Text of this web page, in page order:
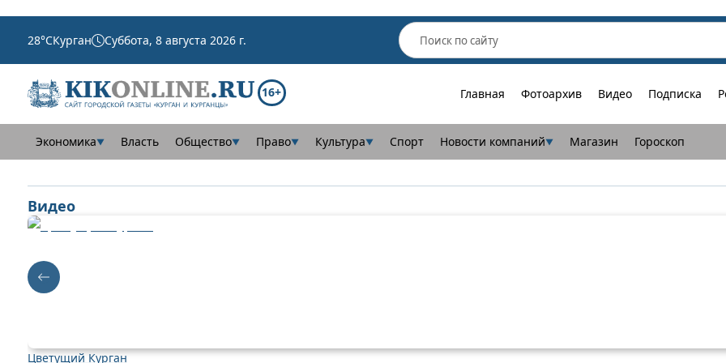
28°CКурган Суббота, 8 августа 2026 г.
16+ Главная Фотоархив Видео Подписка
Экономика▼ Власть Общество▼ Право▼ Культура▼ Спорт Новости компаний▼ Магазин Гороскоп
Видео
Цветущий Курган